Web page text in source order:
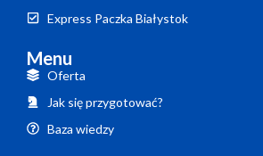
Express Paczka Białystok
Menu
Oferta
Jak się przygotować?
Baza wiedzy